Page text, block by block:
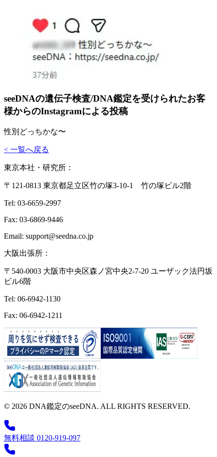
seeDNAの遺伝子検査/DNA鑑定を受けられたお客
様からのInstagramによる投稿
性別どっちかな〜
< 一覧へ戻る
東京本社・研究所：
〒121-0813 東京都足立区竹の塚3-10-1 竹の塚ビル2階
Tel: 03-6659-2997
Fax: 03-6869-9446
Email: support@seedna.co.jp
大阪出張所：
〒540-0003 大阪市中央区森ノ宮中央2-7-20 ユーザック法円坂
ビル6階
Tel: 06-6942-1130
Fax: 06-6942-1211
© 2026 DNA鑑定のseeDNA. ALL RIGHTS RESERVED.
無料相談 0120-919-097